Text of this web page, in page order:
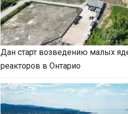
Дан старт возведению малых
реакторов в Онтарио